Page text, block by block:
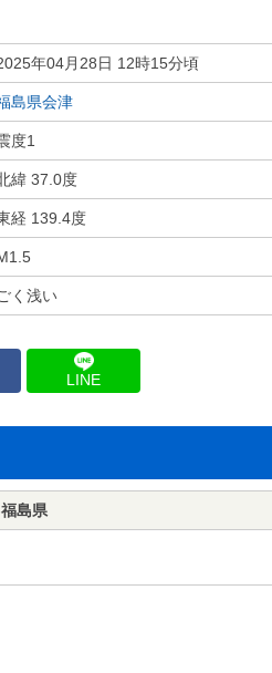
年04月28日 12時15分頃
島県会津
度1
緯 37.0度
経 139.4度
く浅い
LINE
福島県